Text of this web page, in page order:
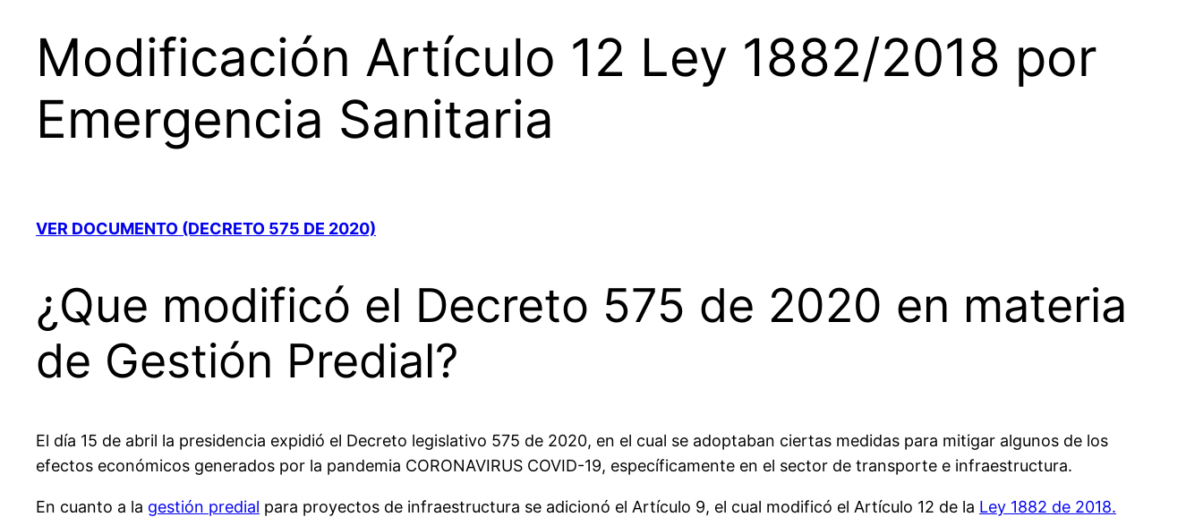
Modificación Artículo 12 Ley 1882/2018 por
Emergencia Sanitaria
VER DOCUMENTO (DECRETO 575 DE 2020)
¿Que modificó el Decreto 575 de 2020 en materia
de Gestión Predial?
El día 15 de abril la presidencia expidió el Decreto legislativo 575 de 2020, en el cual se adoptaban ciertas medidas para mitigar algunos de los
efectos económicos generados por la pandemia CORONAVIRUS COVID-19, específicamente en el sector de transporte e infraestructura.
En cuanto a la gestión predial para proyectos de infraestructura se adicionó el Artículo 9, el cual modificó el Artículo 12 de la Ley 1882 de 2018.